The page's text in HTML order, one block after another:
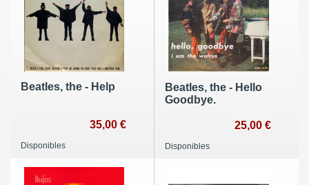
Beatles, the - Help
35,00 €
Disponibles
Beatles, the - Hello
Goodbye.
25,00 €
Disponibles